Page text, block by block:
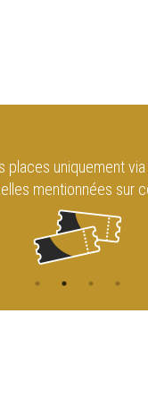
places uniquement
mentionnées sur